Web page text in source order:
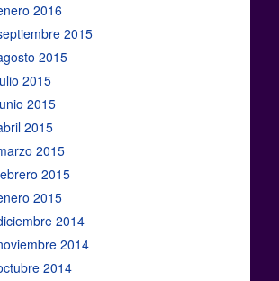
2016
2015
2015
2015
2015
2015
2015
2015
2015
2014
2014
2014